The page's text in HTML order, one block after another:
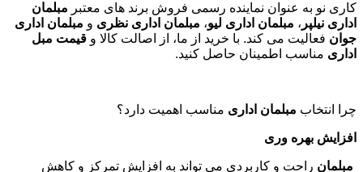
کاری نو به عنوان نماینده رسمی فروش برند های معتبر مبلمان
اداری نیلپر ، مبلمان اداری لیو، مبلمان اداری نظری و مبلمان اداری
جوان فعالیت می کند. با خرید از ما، از اصالت کالا و قیمت مبل
اداری مناسب اطمینان حاصل کنید.
چرا انتخاب مبلمان اداری مناسب اهمیت دارد؟
افزایش بهره وری
مبلمان راحت و کاربردی می تواند به افزایش تمرکز و کاهش